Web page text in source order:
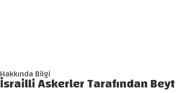
Hakkında Bilgi
İsrailli Askerler Tarafından